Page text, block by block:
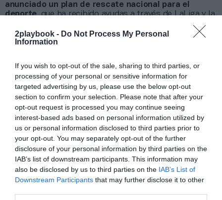
2playbook - Do Not Process My Personal
Information
If you wish to opt-out of the sale, sharing to third parties, or
processing of your personal or sensitive information for
targeted advertising by us, please use the below opt-out
section to confirm your selection. Please note that after your
opt-out request is processed you may continue seeing
interest-based ads based on personal information utilized by
us or personal information disclosed to third parties prior to
your opt-out. You may separately opt-out of the further
disclosure of your personal information by third parties on the
IAB’s list of downstream participants. This information may
also be disclosed by us to third parties on the IAB’s List of
Downstream Participants that may further disclose it to other
anunciado un plan de rescate nacional para el
deporte, que ha recibido ayudas a través de LaLiga y la
comunidades autónomas y organismos sin ánimo de
lucro como la Fundación Trinidad Alfonso, fundada por
valenciano tras la Covid-19.
Añadir 2Playbook
como fuente preferida de Google
de forma gratuita
Mantente informado con las últimas noticias de actualidad.
ACTIVAR AHORA
Compartir
Imprimir